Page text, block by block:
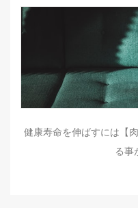
健康寿命を伸ばすには【
る事